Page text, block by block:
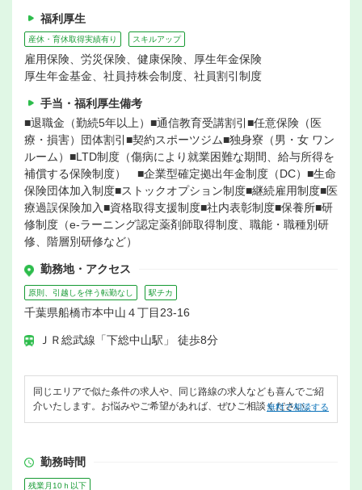
福利厚生
産休・育休取得実績有り スキルアップ
雇用保険、労災保険、健康保険、厚生年金保険
厚生年金基金、社員持株会制度、社員割引制度
手当・福利厚生備考
■退職金（勤続5年以上）■通信教育受講割引■任意保険（医
療・損害）団体割引■契約スポーツジム■独身寮（男・女 ワン
ルーム）■LTD制度（傷病により就業困難な期間、給与所得を
補償する保険制度） ■企業型確定拠出年金制度（DC）■生命
保険団体加入制度■ストックオプション制度■継続雇用制度■医
療過誤保険加入■資格取得支援制度■社内表彰制度■保養所■研
修制度（e-ラーニング認定薬剤師取得制度、職能・職種別研
修、階層別研修など）
勤務地・アクセス
原則、引越しを伴う転勤なし 駅チカ
千葉県船橋市本中山４丁目23-16
ＪＲ総武線「下総中山駅」 徒歩8分
同じエリアで似た条件の求人や、同じ路線の求人なども喜んでご紹
介いたします。お悩みやご希望があれば、ぜひご相談ください。
無料で相談する
勤務時間
残業月10ｈ以下